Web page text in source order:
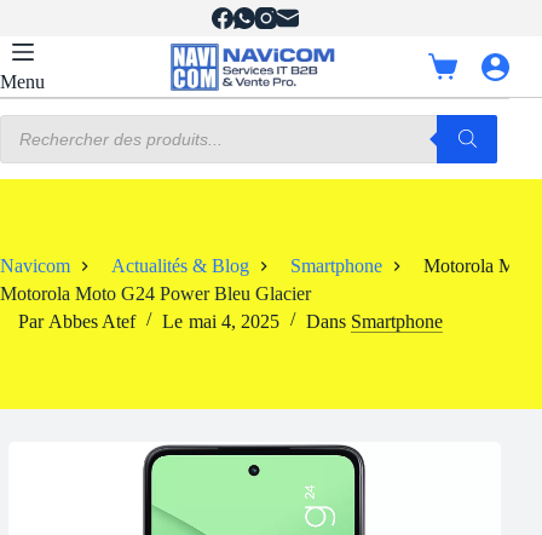
contenu
Menu
Panier
d’achat
produits
Navicom Actualités & Blog Smartphone
Motorola
Motorola Moto G24 Power Bleu Glacier
Par Abbes Atef Le mai 4, 2025 Dans Smartphone